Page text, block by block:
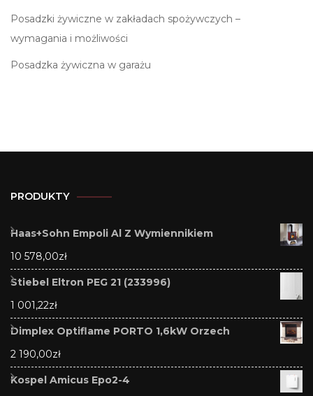
Posadzki żywiczne w zakładach spożywczych –
wymagania i możliwości
Posadzka żywiczna w garażu
PRODUKTY
Haas+Sohn Empoli Al Z Wymiennikiem
10 578,00zł
Stiebel Eltron PEG 21 (233996)
1 001,22zł
Dimplex Optiflame PORTO 1,6kW Orzech
2 190,00zł
Kospel Amicus Epo2-4